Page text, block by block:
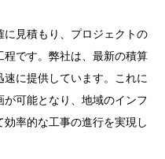
見積もり、プロジェクトの
です。弊社は、最新の積算
に提供しています。これに
可能となり、地域のインフ
率的な工事の進行を実現し